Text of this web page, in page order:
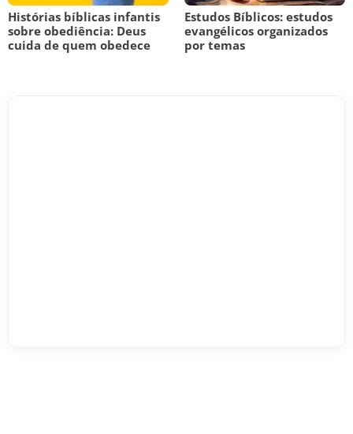
Histórias bíblicas infantis
sobre obediência: Deus
cuida de quem obedece
Estudos Bíblicos: estudos
evangélicos organizados
por temas